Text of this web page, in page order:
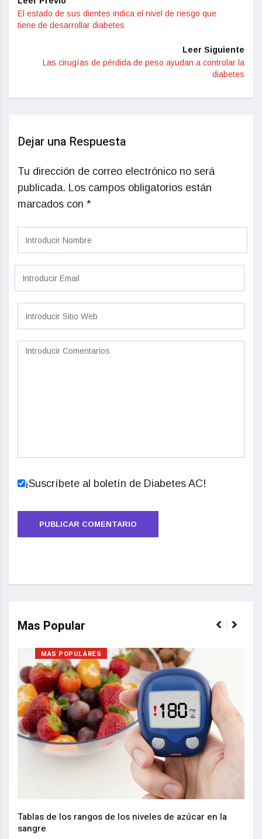
El estado de sus dientes indica el nivel de riesgo que
tiene de desarrollar diabetes
Leer Siguiente
Las cirugías de pérdida de peso ayudan a controlar la
diabetes
Dejar una Respuesta
Tu dirección de correo electrónico no será
publicada. Los campos obligatorios están
marcados con *
¡Suscríbete al boletín de Diabetes AC!
Mas Popular
MAS POPULARES
Tablas de los rangos de los niveles de azúcar en la
sangre